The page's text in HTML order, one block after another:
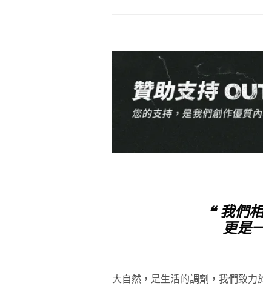
❝ 我們
更是
大自然，是生活的調劑，我們致力